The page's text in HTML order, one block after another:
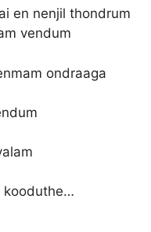
en nenjil thondrum
vendum
ondraaga
kooduthe…